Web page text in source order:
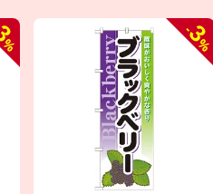
%
-
3
%